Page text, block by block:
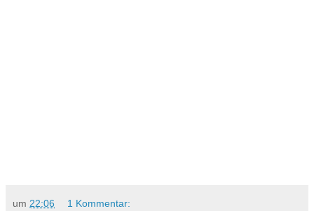
um 22:06 1 Kommentar: